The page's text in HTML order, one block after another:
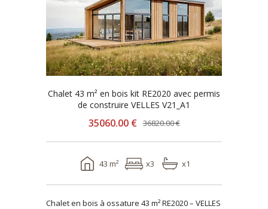
Chalet 43 m² en bois kit RE2020 avec permis
de construire VELLES V21_A1
35060.00 € 36820.00 €
43 m² x3 x1
Chalet en bois à ossature 43 m² RE2020 – VELLES